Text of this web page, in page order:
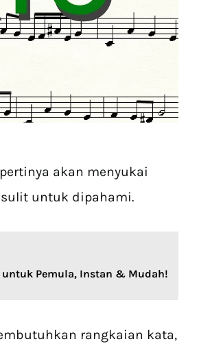
akan menyukai
untuk dipahami.
Pemula, Instan & Mudah!
rangkaian kata,